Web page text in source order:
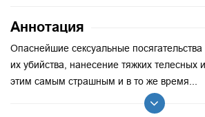
Аннотация
Опаснейшие сексуальные
их убийства, нанесение тяжких телесных
этим самым страшным и в то же время...